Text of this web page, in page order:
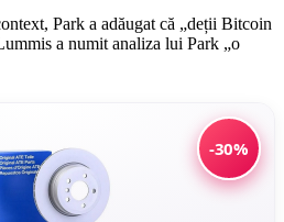
Park a adăugat că „deții Bitcoin
a numit analiza lui Park „o
-30%